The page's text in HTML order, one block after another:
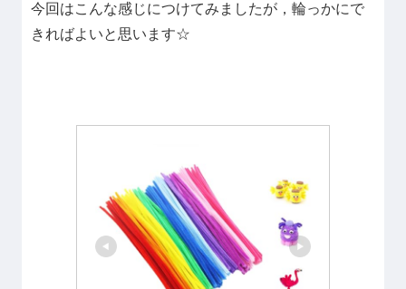
今回はこんな感じにつけてみましたが，輪っかにで
きればよいと思います☆